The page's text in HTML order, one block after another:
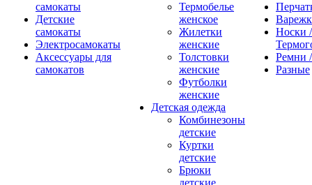
самокаты
Детские
самокаты
Электросамокаты
Аксессуары для
самокатов
Термобелье
женское
Жилетки
женские
Толстовки
женские
Футболки
женские
Детская одежда
Комбинезоны
детские
Куртки
детские
Брюки
детские
Носки /
Ремни
Разные